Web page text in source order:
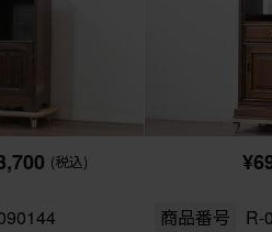
(税込)
商品番号 R-